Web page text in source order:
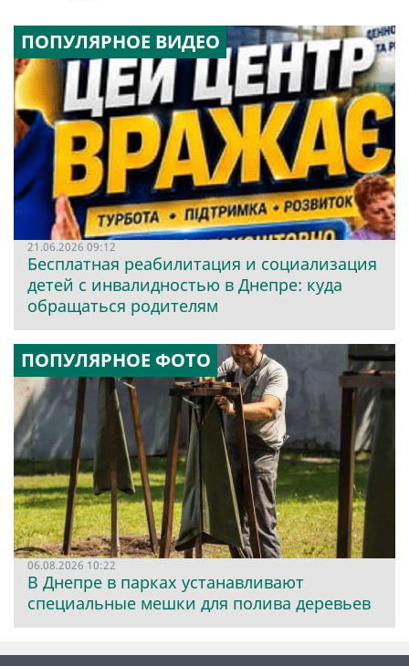
ПОПУЛЯРНОЕ ВИДЕО
21.06.2026 09:12
Бесплатная реабилитация и социализация
детей с инвалидностью в Днепре: куда
обращаться родителям
ПОПУЛЯРНОЕ ФОТО
06.08.2026 10:22
В Днепре в парках устанавливают
специальные мешки для полива деревьев